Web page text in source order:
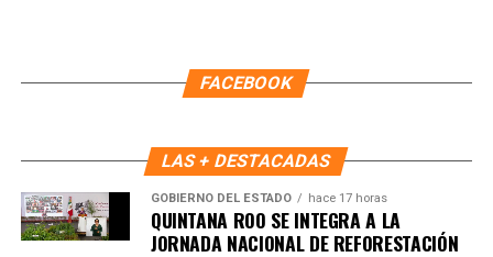
Quinto Podery recibe las noticias más
importantes de Quintana Roo directamente
Unirme al canal de WhatsApp
FACEBOOK
LAS + DESTACADAS
GOBIERNO DEL ESTADO hace 17 horas
QUINTANA ROO SE INTEGRA A LA
JORNADA NACIONAL DE REFORESTACIÓN